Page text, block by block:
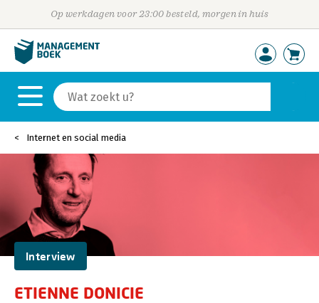
Op werkdagen voor 23:00 besteld, morgen in huis
Internet en social media
Interview
ETIENNE DONICIE